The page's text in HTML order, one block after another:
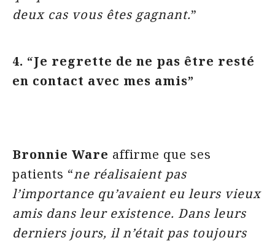
deux cas vous êtes gagnant.”
4. “Je regrette de ne pas être resté
en contact avec mes amis”
Bronnie Ware affirme que ses
patients “ne réalisaient pas
l’importance qu’avaient eu leurs vieux
amis dans leur existence. Dans leurs
derniers jours, il n’était pas toujours